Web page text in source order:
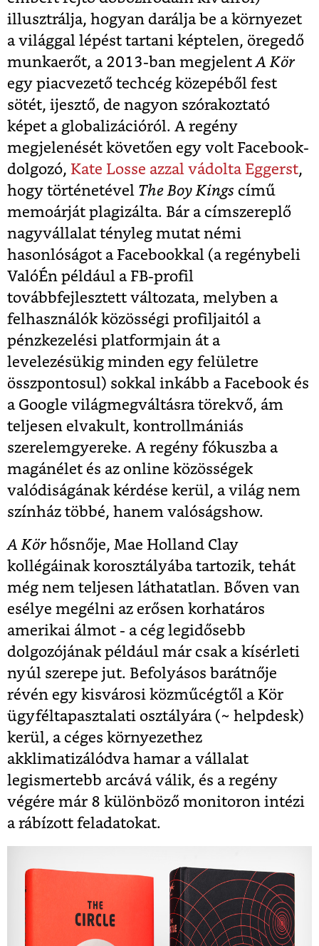
illusztrálja, hogyan darálja be a környezet
a világgal lépést tartani képtelen, öregedő
munkaerőt, a 2013-ban megjelent A Kör
egy piacvezető techcég közepéből fest
sötét, ijesztő, de nagyon szórakoztató
képet a globalizációról. A regény
megjelenését követően egy volt Facebook-
dolgozó, Kate Losse azzal vádolta Eggerst,
hogy történetével The Boy Kings című
memoárját plagizálta. Bár a címszereplő
nagyvállalat tényleg mutat némi
hasonlóságot a Facebookkal (a regénybeli
ValóÉn például a FB-profil
továbbfejlesztett változata, melyben a
felhasználók közösségi profiljaitól a
pénzkezelési platformjain át a
levelezésükig minden egy felületre
összpontosul) sokkal inkább a Facebook és
a Google világmegváltásra törekvő, ám
teljesen elvakult, kontrollmániás
szerelemgyereke. A regény fókuszba a
magánélet és az online közösségek
valódiságának kérdése kerül, a világ nem
színház többé, hanem valóságshow.
A Körhősnője, Mae Holland Clay
kollégáinak korosztályába tartozik, tehát
még nem teljesen láthatatlan. Bőven van
esélye megélni az erősen korhatáros
amerikai álmot - a cég legidősebb
dolgozójának például már csak a kísérleti
nyúl szerepe jut. Befolyásos barátnője
révén egy kisvárosi közműcégtől a Kör
ügyféltapasztalati osztályára (~ helpdesk)
kerül, a céges környezethez
akklimatizálódva hamar a vállalat
legismertebb arcává válik, és a regény
végére már 8 különböző monitoron intézi
a rábízott feladatokat.